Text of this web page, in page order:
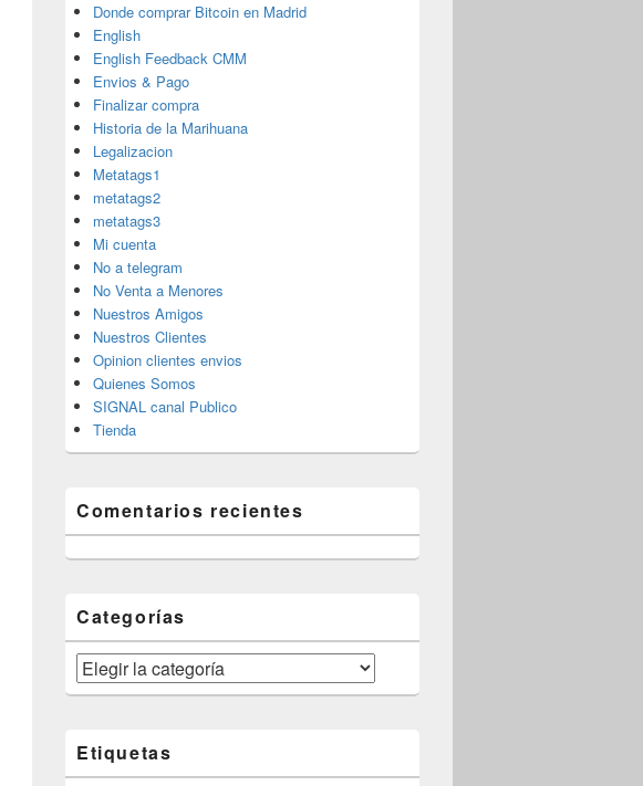
Donde comprar Bitcoin en Madrid
English
English Feedback CMM
Envios & Pago
Finalizar compra
Historia de la Marihuana
Legalizacion
Metatags1
metatags2
metatags3
Mi cuenta
No a telegram
No Venta a Menores
Nuestros Amigos
Nuestros Clientes
Opinion clientes envios
Quienes Somos
SIGNAL canal Publico
Tienda
Comentarios recientes
Categorías
Categorías
Etiquetas